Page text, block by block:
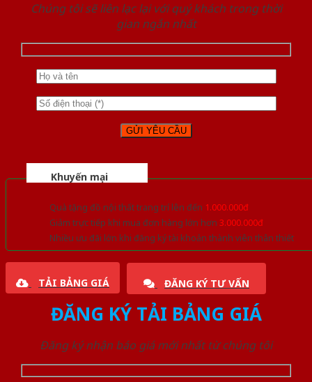
Chúng tôi sẽ liên lạc lại với quý khách trong thời
gian ngắn nhất
Khuyến mại
Quà tặng đồ nội thất trang trí lên đến 1.000.000đ
Giảm trực tiếp khi mua đơn hàng lớn hơn 3.000.000đ
Nhiều ưu đãi lớn khi đăng ký tài khoản thành viên thân thiết
TẢI BẢNG GIÁ ĐĂNG KÝ TƯ VẤN
ĐĂNG KÝ TẢI BẢNG GIÁ
Đăng ký nhận báo giá mới nhất từ chúng tôi